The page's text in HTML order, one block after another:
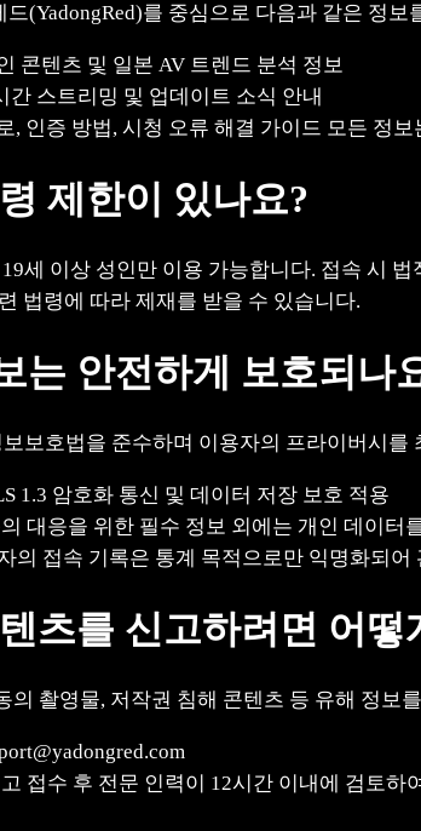
(YadongRed)를 중심으로 다음과 같은 정보
콘텐츠 및 일본 AV 트렌드 분석 정보
간 스트리밍 및 업데이트 소식 안내
, 인증 방법, 시청 오류 해결 가이드 모든 정
제한이 있나요?
세 이상 성인만 이용 가능합니다. 접속 시
법령에 따라 제재를 받을 수 있습니다.
는 안전하게 보호되나
보호법을 준수하며 이용자의 프라이버시를
1.3 암호화 통신 및 데이터 저장 보호 적용
대응을 위한 필수 정보 외에는 개인 데이터
의 접속 기록은 통계 목적으로만 익명화되어
츠를 신고하려면 어떻
의 촬영물, 저작권 침해 콘텐츠 등 유해 정보
접수 후 전문 인력이 12시간 이내에 검토